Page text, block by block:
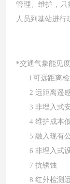
管理、维护，只
人员到基站进行
*交通气象能见
l 可远距离
2 远距离遥
3 非埋入式
4 维护成本
5 融入现有
6 非埋入式
7 抗锈蚀
8 红外检测